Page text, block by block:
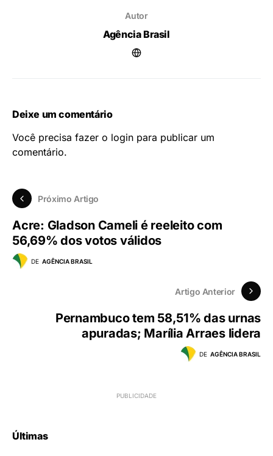
Autor
Agência Brasil
Deixe um comentário
Você precisa fazer o login para publicar um
comentário.
Próximo Artigo
Acre: Gladson Cameli é reeleito com
56,69% dos votos válidos
DE AGÊNCIA BRASIL
Artigo Anterior
Pernambuco tem 58,51% das urnas
apuradas; Marília Arraes lidera
DE AGÊNCIA BRASIL
Últimas